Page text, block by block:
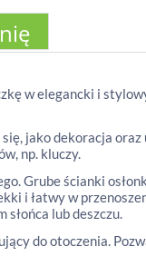
w elegancki i
jako dekoracja
np. kluczy.
Grube ścianki
i łatwy w
słońca lub deszczu.
do otoczenia.